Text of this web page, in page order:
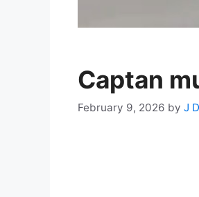
Captan
February 9, 2026 by J D